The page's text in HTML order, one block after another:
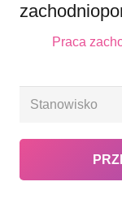
Praca